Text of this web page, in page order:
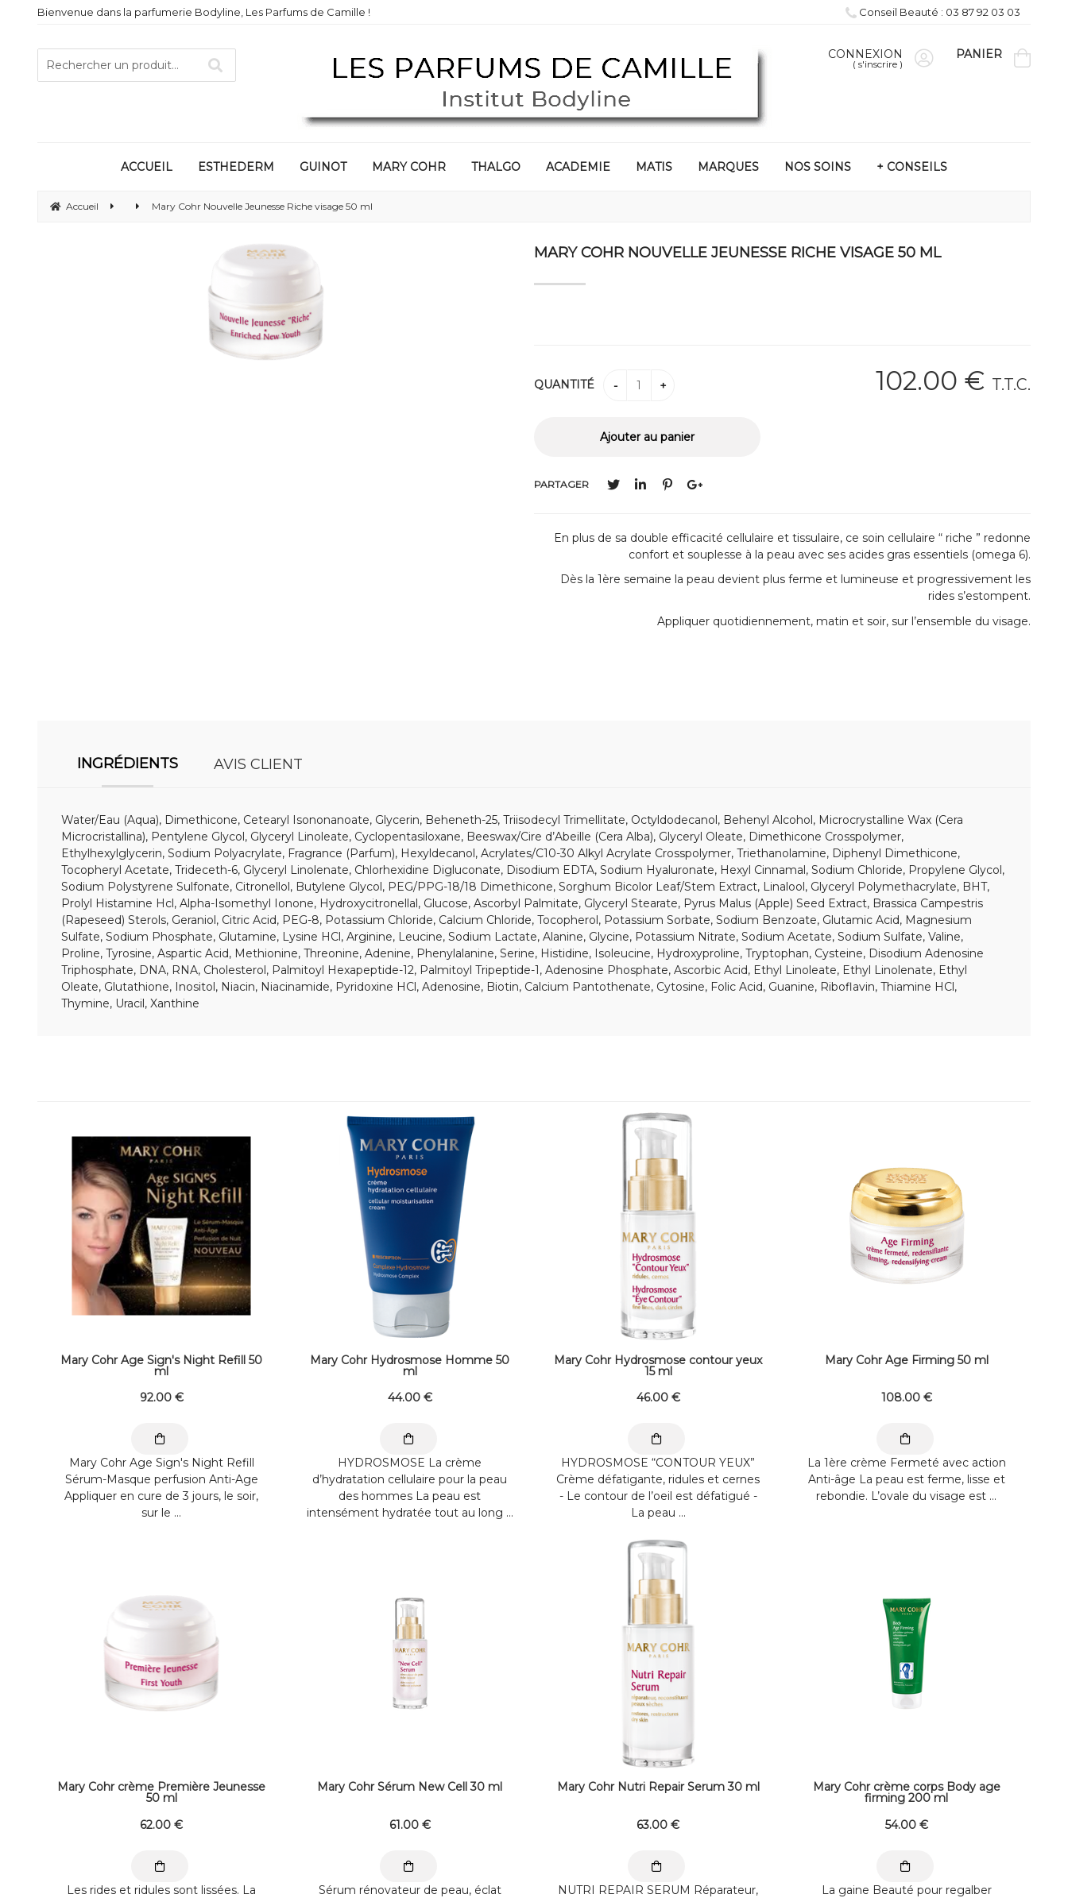
Bienvenue dans la parfumerie Bodyline, Les Parfums de Camille !
CONNEXION
( s'inscrire )
PANIER
ACCUEIL ESTHEDERM GUINOT MARY COHR THALGO ACADEMIE MATIS MARQUES NOS SOINS + CONSEILS
Accueil Mary Cohr Nouvelle Jeunesse Riche visage 50 ml
MARY COHR NOUVELLE JEUNESSE RICHE VISAGE 50 ML
102.00 € T.T.C.
QUANTITÉ
PARTAGER
En plus de sa double efficacité cellulaire et tissulaire, ce soin cellulaire “ riche ” redonne
confort et souplesse à la peau avec ses acides gras essentiels (omega 6).
Dès la 1ère semaine la peau devient plus ferme et lumineuse et progressivement les
rides s’estompent.
Appliquer quotidiennement, matin et soir, sur l’ensemble du visage.
INGRÉDIENTS AVIS CLIENT
Water/Eau (Aqua), Dimethicone, Cetearyl Isononanoate, Glycerin, Beheneth-25, Triisodecyl Trimellitate, Octyldodecanol, Behenyl Alcohol, Microcrystalline Wax (Cera
Microcristallina), Pentylene Glycol, Glyceryl Linoleate, Cyclopentasiloxane, Beeswax/Cire d’Abeille (Cera Alba), Glyceryl Oleate, Dimethicone Crosspolymer,
Ethylhexylglycerin, Sodium Polyacrylate, Fragrance (Parfum), Hexyldecanol, Acrylates/C10-30 Alkyl Acrylate Crosspolymer, Triethanolamine, Diphenyl Dimethicone,
Tocopheryl Acetate, Trideceth-6, Glyceryl Linolenate, Chlorhexidine Digluconate, Disodium EDTA, Sodium Hyaluronate, Hexyl Cinnamal, Sodium Chloride, Propylene Glycol,
Sodium Polystyrene Sulfonate, Citronellol, Butylene Glycol, PEG/PPG-18/18 Dimethicone, Sorghum Bicolor Leaf/Stem Extract, Linalool, Glyceryl Polymethacrylate, BHT,
Prolyl Histamine Hcl, Alpha-Isomethyl Ionone, Hydroxycitronellal, Glucose, Ascorbyl Palmitate, Glyceryl Stearate, Pyrus Malus (Apple) Seed Extract, Brassica Campestris
(Rapeseed) Sterols, Geraniol, Citric Acid, PEG-8, Potassium Chloride, Calcium Chloride, Tocopherol, Potassium Sorbate, Sodium Benzoate, Glutamic Acid, Magnesium
Sulfate, Sodium Phosphate, Glutamine, Lysine HCl, Arginine, Leucine, Sodium Lactate, Alanine, Glycine, Potassium Nitrate, Sodium Acetate, Sodium Sulfate, Valine,
Proline, Tyrosine, Aspartic Acid, Methionine, Threonine, Adenine, Phenylalanine, Serine, Histidine, Isoleucine, Hydroxyproline, Tryptophan, Cysteine, Disodium Adenosine
Triphosphate, DNA, RNA, Cholesterol, Palmitoyl Hexapeptide-12, Palmitoyl Tripeptide-1, Adenosine Phosphate, Ascorbic Acid, Ethyl Linoleate, Ethyl Linolenate, Ethyl
Oleate, Glutathione, Inositol, Niacin, Niacinamide, Pyridoxine HCl, Adenosine, Biotin, Calcium Pantothenate, Cytosine, Folic Acid, Guanine, Riboflavin, Thiamine HCl,
Thymine, Uracil, Xanthine
Mary Cohr Age Sign's Night Refill 50
ml
92.00 €
Mary Cohr Age Sign's Night Refill
Sérum-Masque perfusion Anti-Age
Appliquer en cure de 3 jours, le soir,
sur le ...
Mary Cohr Hydrosmose Homme 50
ml
44.00 €
HYDROSMOSE La crème
d’hydratation cellulaire pour la peau
des hommes La peau est
intensément hydratée tout au long ...
Mary Cohr Hydrosmose contour yeux
15 ml
46.00 €
HYDROSMOSE “CONTOUR YEUX”
Crème défatigante, ridules et cernes
- Le contour de l’oeil est défatigué -
La peau ...
Mary Cohr Age Firming 50 ml
108.00 €
La 1ère crème Fermeté avec action
Anti-âge La peau est ferme, lisse et
rebondie. L’ovale du visage est ...
Mary Cohr crème Première Jeunesse
50 ml
62.00 €
Les rides et ridules sont lissées. La
Mary Cohr Sérum New Cell 30 ml
61.00 €
Sérum rénovateur de peau, éclat
Mary Cohr Nutri Repair Serum 30 ml
63.00 €
NUTRI REPAIR SERUM Réparateur,
Mary Cohr crème corps Body age
firming 200 ml
54.00 €
La gaine Beauté pour regalber
Conseil Beauté : 03 87 92 03 03